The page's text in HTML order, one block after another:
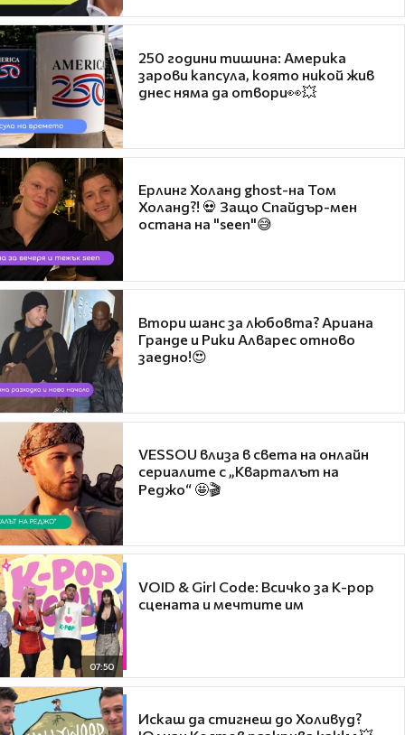
250 години тишина: Америка
зарови капсула, която никой жив
днес няма да отвори👀💥
Ерлинг Холанд ghost-на Том
Холанд?! 💀 Защо Спайдър-мен
остана на "seen"😅
Втори шанс за любовта? Ариана
Гранде и Рики Алварес отново
заедно!😍
VESSOU влиза в света на онлайн
сериалите с „Кварталът на
Реджо“ 🤩🎬
07:50
VOID & Girl Code: Всичко за K-pop
сцената и мечтите им
Искаш да стигнеш до Холивуд?